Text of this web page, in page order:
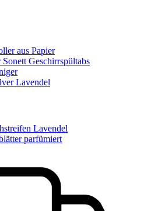
aus Papier
Geschirrspültabs
Lavendel
Lavendel
parfümiert